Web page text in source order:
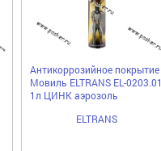
Антикоррозийное покрытие
Мовиль ELTRANS EL-0203.01
1л ЦИНК аэрозоль
ELTRANS